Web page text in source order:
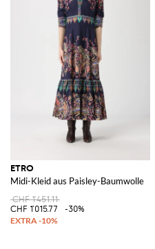
ETRO
Midi-Kleid aus Paisley-Baumwolle
CHF 1'451.11
CHF 1'015.77
-30%